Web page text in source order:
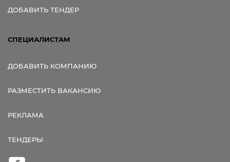
ДОБАВИТЬ ТЕНДЕР
СПЕЦИАЛИСТАМ
ДОБАВИТЬ КОМПАНИЮ
РАЗМЕСТИТЬ ВАКАНСИЮ
РЕКЛАМА
ТЕНДЕРЫ